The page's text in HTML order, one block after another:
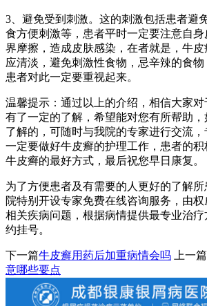
3、避免受到刺激。这的刺激包括患者避
食方便刺激等，患者平时一定要注意自
界摩擦，造成皮肤感染，在者就是，牛
应清淡，避免刺激性食物，忌辛辣的食物
患者对此一定要重视起来。
温馨提示：通过以上的介绍，相信大家
有了一定的了解，希望能对您有所帮助
了解的，可随时与我院的专家进行交流
一定要做好牛皮癣的护理工作，患者的
牛皮癣的最好方式，最后祝您早日康复。
为了方便患者及有需要的人更好的了解
院特别开设专家免费在线咨询服务，由
相关疾病问题，根据病情提供最专业治
约挂号。
下一篇牛皮癣用药后加重病情会吗 上一篇
意哪些要点